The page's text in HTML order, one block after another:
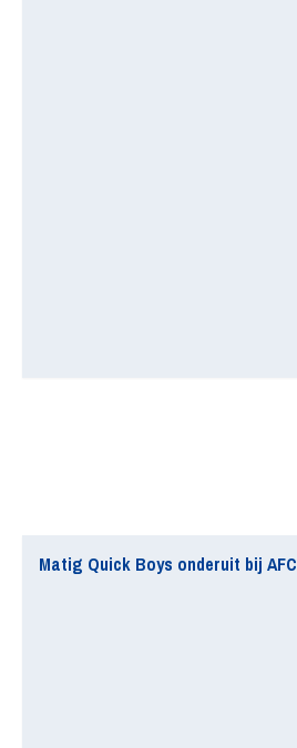
Matig Quick Boys onderuit bij AFC